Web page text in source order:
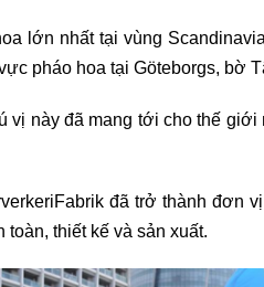
lớn nhất tại vùng
pháo hoa tại Göteborgs, bờ
vị này đã mang tới cho thế
đã trở thành đơn
toàn, thiết kế và sản xuất.